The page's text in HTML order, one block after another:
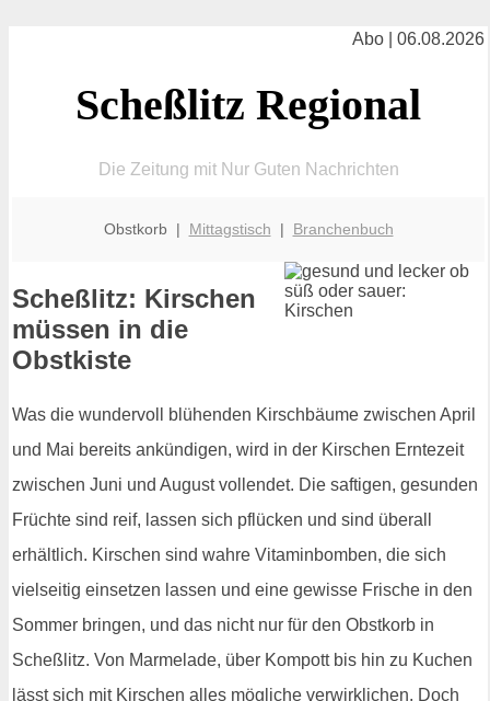
Abo | 06.08.2026
Scheßlitz Regional
Die Zeitung mit Nur Guten Nachrichten
Obstkorb | Mittagstisch | Branchenbuch
Scheßlitz: Kirschen
müssen in die
Obstkiste
Was die wundervoll blühenden Kirschbäume zwischen April
und Mai bereits ankündigen, wird in der Kirschen Erntezeit
zwischen Juni und August vollendet. Die saftigen, gesunden
Früchte sind reif, lassen sich pflücken und sind überall
erhältlich. Kirschen sind wahre Vitaminbomben, die sich
vielseitig einsetzen lassen und eine gewisse Frische in den
Sommer bringen, und das nicht nur für den Obstkorb in
Scheßlitz. Von Marmelade, über Kompott bis hin zu Kuchen
lässt sich mit Kirschen alles mögliche verwirklichen. Doch